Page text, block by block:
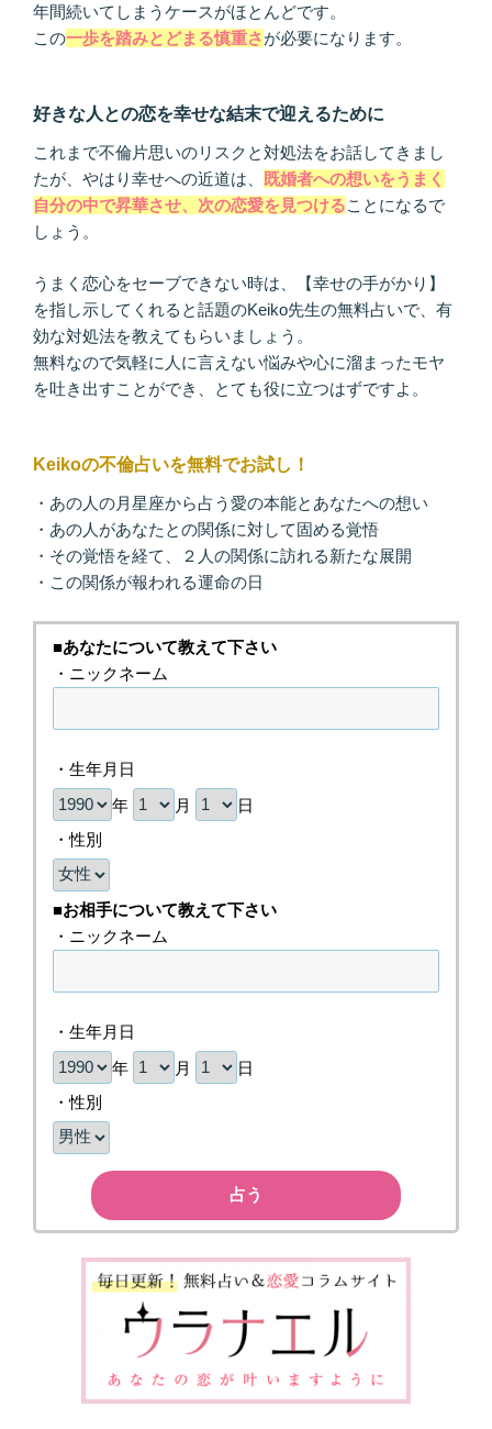
年間続いてしまうケースがほとんどです。
この一歩を踏みとどまる慎重さが必要になります。
好きな人との恋を幸せな結末で迎えるために
これまで不倫片思いのリスクと対処法をお話してきまし
たが、やはり幸せへの近道は、
既婚者への想いをうまく
自分の中で昇華させ、次の恋愛を見つけることになるで
しょう。
うまく恋心をセーブできない時は、【幸せの手がかり】
を指し示してくれると話題のKeiko先生の無料占いで、有
効な対処法を教えてもらいましょう。
無料なので気軽に人に言えない悩みや心に溜まったモヤ
を吐き出すことができ、とても役に立つはずですよ。
Keikoの不倫占いを無料でお試し！
・あの人の月星座から占う愛の本能とあなたへの想い
・あの人があなたとの関係に対して固める覚悟
・その覚悟を経て、２人の関係に訪れる新たな展開
・この関係が報われる運命の日
■あなたについて教えて下さい
・ニックネーム
・生年月日
年
月
日
・性別
■お相手について教えて下さい
・ニックネーム
・生年月日
年
月
日
・性別
占う